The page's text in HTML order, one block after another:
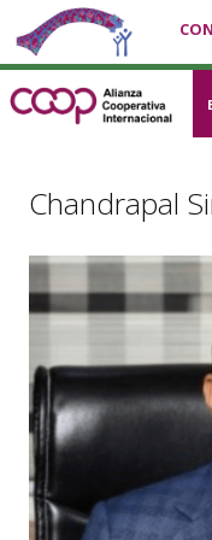
Chandrapal